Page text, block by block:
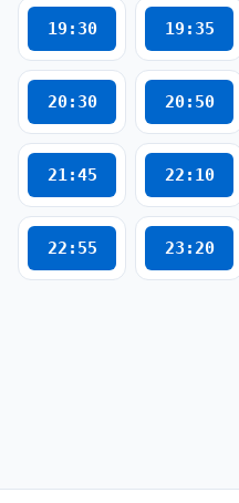
19:30 19:35
20:30 20:50
21:45 22:10
22:55 23:20